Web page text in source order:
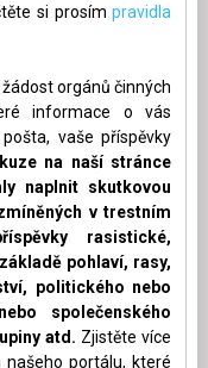
si prosímpravidla
orgánů činných
informace o vás
vaše příspěvky
na naší stránce
naplnit skutkovou
v trestním
rasistické,
pohlaví, rasy,
politického nebo
společenského
atd. Zjistěte více
našeho portálu, které